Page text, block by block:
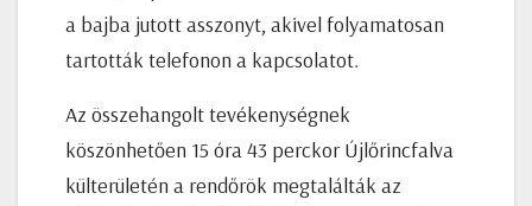
a bajba jutott asszonyt, akivel folyamatosan
tartották telefonon a kapcsolatot.
Az összehangolt tevékenységnek
köszönhetően 15 óra 43 perckor Újlőrincfalva
külterületén a rendőrök megtalálták az